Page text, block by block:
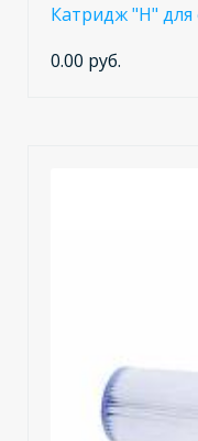
Катридж "Н" для
0.00 руб.